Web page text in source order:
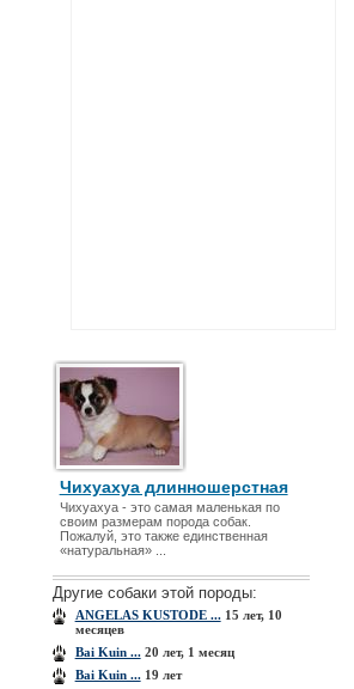
Чихуахуа длинношерстная
Чихуахуа - это самая маленькая по
своим размерам порода собак.
Пожалуй, это также единственная
«натуральная» ...
Другие собаки этой породы:
ANGELAS KUSTODE ...15 лет, 10
месяцев
Bai Kuin ...20 лет, 1 месяц
Bai Kuin ...19 лет